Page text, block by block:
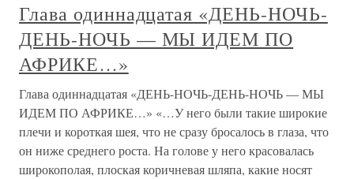
Глава одиннадцатая «ДЕНЬ-НОЧЬ-
ДЕНЬ-НОЧЬ — МЫ ИДЕМ ПО
АФРИКЕ…»
Глава одиннадцатая «ДЕНЬ-НОЧЬ-ДЕНЬ-НОЧЬ — МЫ
ИДЕМ ПО АФРИКЕ…» «…У него были такие широкие
плечи и короткая шея, что не сразу бросалось в глаза, что
он ниже среднего роста. На голове у него красовалась
широкополая, плоская коричневая шляпа, какие носят